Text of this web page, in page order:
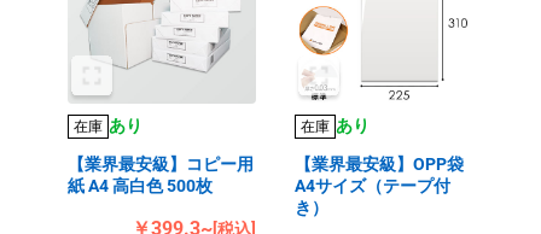
在庫 あり
【業界最安級】コピー用
紙 A4 高白色 500枚
￥399.3~[税込]
在庫 あり
【業界最安級】OPP袋
A4サイズ（テープ付
き）